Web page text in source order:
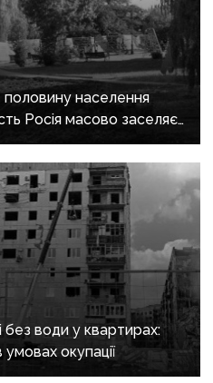
населення
Росія масово заселяє
— ГУР
без води у квартирах:
окупації